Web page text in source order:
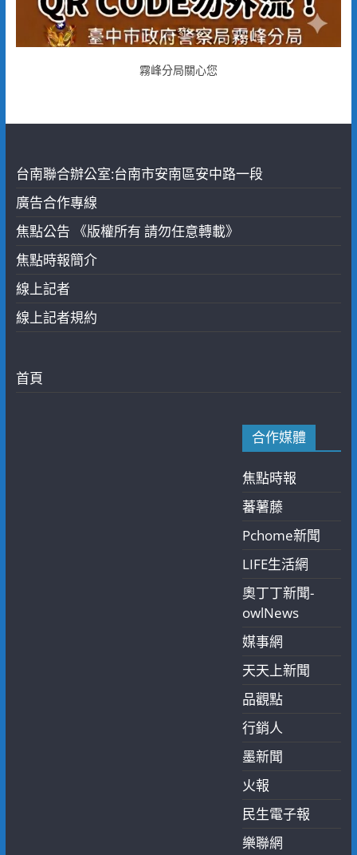
霧峰分局關心您
台南聯合辦公室:台南市安南區安中路一段
廣告合作專線
焦點公告 《版權所有 請勿任意轉載》
焦點時報簡介
線上記者
線上記者規約
首頁
合作媒體
焦點時報
蕃薯藤
Pchome新聞
LIFE生活網
奧丁丁新聞-
owlNews
媒事網
天天上新聞
品觀點
行銷人
墨新聞
火報
民生電子報
樂聯網